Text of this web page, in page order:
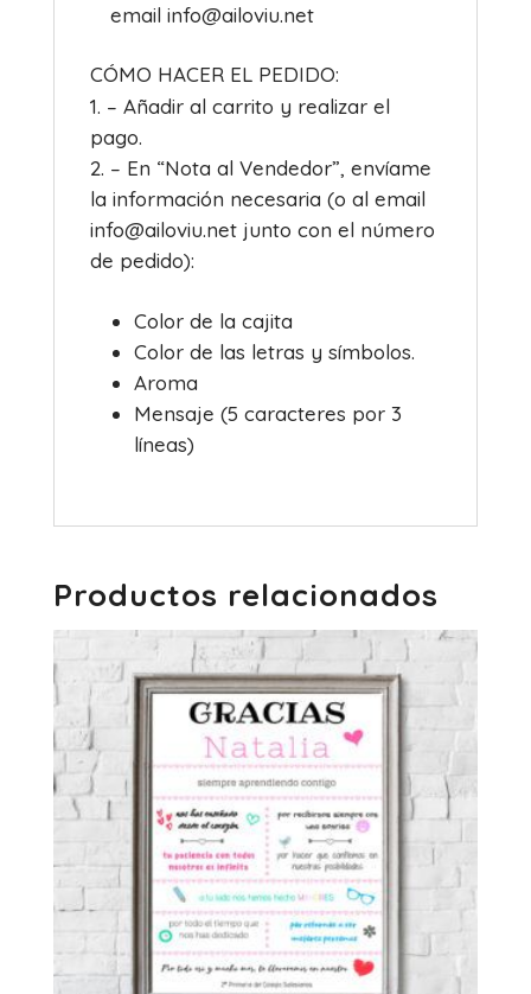
email info@ailoviu.net
CÓMO HACER EL PEDIDO:
– Añadir al carrito y realizar el
pago.
– En “Nota al Vendedor”, envíame
la información necesaria (o al email
info@ailoviu.net junto con el número
de pedido):
Color de la cajita
Color de las letras y símbolos.
Aroma
Mensaje (5 caracteres por 3
líneas)
Productos relacionados